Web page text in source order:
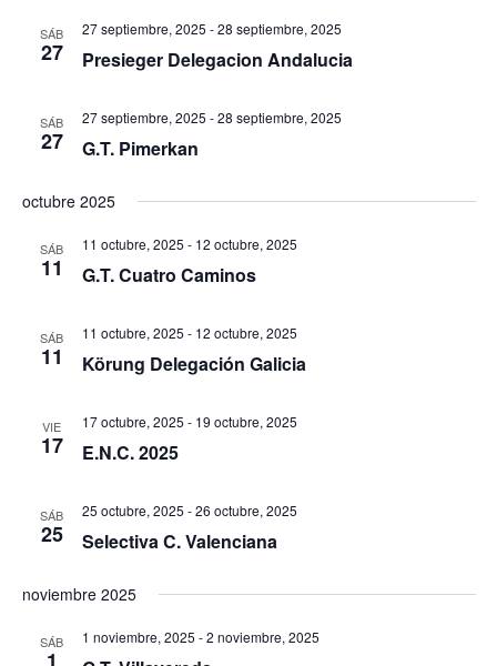
SÁB
27
27 septiembre, 2025 -28 septiembre, 2025
Presieger Delegacion Andalucia
SÁB
27
27 septiembre, 2025 -28 septiembre, 2025
G.T. Pimerkan
octubre 2025
SÁB
11
11 octubre, 2025 - 12 octubre, 2025
G.T. Cuatro Caminos
SÁB
11
11 octubre, 2025 - 12 octubre, 2025
Körung Delegación Galicia
VIE
17
17 octubre, 2025 - 19 octubre, 2025
E.N.C. 2025
SÁB
25
25 octubre, 2025 -26 octubre, 2025
Selectiva C. Valenciana
noviembre 2025
SÁB 1 noviembre, 2025 -2 noviembre, 2025